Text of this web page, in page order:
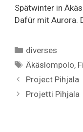
Spätwinter in
Dafür mit Aurora.
Categories
diverses
Tags
Äkäslompolo,
Project Pihjala
Projetti Pihjala